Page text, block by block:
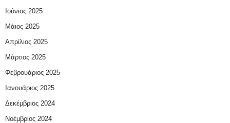
Ιούνιος 2025
Μάιος 2025
Απρίλιος 2025
Μάρτιος 2025
Φεβρουάριος 2025
Ιανουάριος 2025
Δεκέμβριος 2024
Νοέμβριος 2024